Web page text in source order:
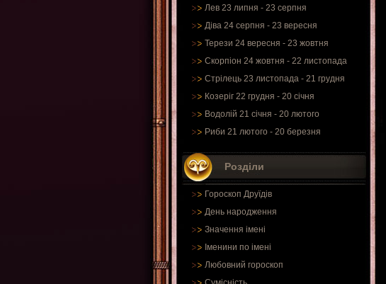
Лев 23 липня - 23 серпня
Діва 24 серпня - 23 вересня
Терези 24 вересня - 23 жовтня
Скорпіон 24 жовтня - 22 листопада
Стрілець 23 листопада - 21 грудня
Козеріг 22 грудня - 20 січня
Водолій 21 січня - 20 лютого
Риби 21 лютого - 20 березня
Розділи
Гороскоп Друїдів
День народження
Значення імені
Іменини по імені
Любовний гороскоп